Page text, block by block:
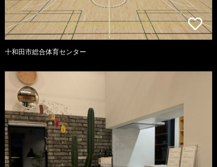
十和田市総合体育センター